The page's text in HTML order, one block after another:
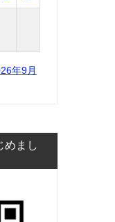
年9月
めまし